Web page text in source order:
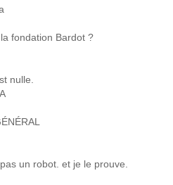
fondation Bardot ?
nulle.
un robot. et je le prouve.